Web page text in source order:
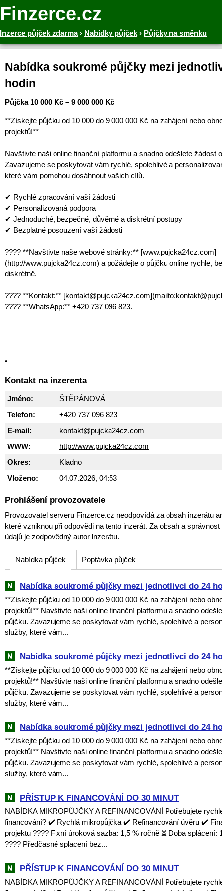
Finzerce.cz
Inzerce půjček zdarma› Nabídky půjček › Půjčky na směnku
Nabídka soukromé půjčky mezi
hodin
Půjčka 10 000 Kč – 9 000 000 Kč
**Získejte půjčku od 10 000 do 9 000 000 Kč na zahájení nebo
projektů!**
Navštivte naši online finanční platformu a snadno odešlete žádost
Zavazujeme se poskytovat vám rychlé, spolehlivé a
které vám pomohou dosáhnout vašich cílů.
✔ Rychlé zpracování vaší žádosti
✔ Personalizovaná podpora
✔ Jednoduché, bezpečné, důvěrné a diskrétní postupy
✔ Bezplatné posouzení vaší žádosti
???? **Navštivte naše webové stránky:** [www.pujcka24cz.com]
(http://www.pujcka24cz.com) a požádejte o půjčku online rychle,
diskrétně.
???? **Kontakt:**
???? **WhatsApp:** +420 737 096 823.
•
Kontakt na inzerenta
Jméno:
ŠTĚPÁNOVÁ
Telefon:
+420 737 096 823
E-mail:
kontakt@pujcka24cz.com
WWW:
http://www.pujcka24cz.com
Okres:
Kladno
Vloženo:
04.07.2026, 04:53
Prohlášení provozovatele
Provozovatel serveru Finzerce.cz neodpovídá za obsah inzerátu
které vzniknou při odpovědi na tento inzerát. Za obsah a
údajů je zodpovědný autor inzerátu.
Nabídka půjček Poptávka půjček
Nabídka soukromé půjčky mezi jednotlivci do 24
**Získejte půjčku od 10 000 do 9 000 000 Kč na zahájení nebo
projektů!** Navštivte naši online finanční platformu a snadno
půjčku. Zavazujeme se poskytovat vám rychlé, spolehlivé a
služby, které vám...
Nabídka soukromé půjčky mezi jednotlivci do 24
**Získejte půjčku od 10 000 do 9 000 000 Kč na zahájení nebo
projektů!** Navštivte naši online finanční platformu a snadno
půjčku. Zavazujeme se poskytovat vám rychlé, spolehlivé a
služby, které vám...
Nabídka soukromé půjčky mezi jednotlivci do 24
**Získejte půjčku od 10 000 do 9 000 000 Kč na zahájení nebo
projektů!** Navštivte naši online finanční platformu a snadno
půjčku. Zavazujeme se poskytovat vám rychlé, spolehlivé a
služby, které vám...
PŘÍSTUP K FINANCOVÁNÍ DO 30 MINUT
NABÍDKA MIKROPŮJČKY A REFINANCOVÁNÍ Potřebujete
financování? ✔️ Rychlá mikropůjčka ✔️ Refinancování úvěru ✔️
projektu ???? Fixní úroková sazba: 1,5 % ročně ⏳ Doba splácení:
???? Předčasné splacení bez...
PŘÍSTUP K FINANCOVÁNÍ DO 30 MINUT
NABÍDKA MIKROPŮJČKY A REFINANCOVÁNÍ Potřebujete